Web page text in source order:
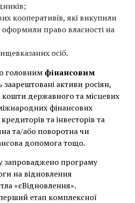
кооперативів, які викупили
право власності на
осіб.
головним фінансовим
заарештовані активи росіян,
кошти державного та місцевих
фінансових
та інвесторів та
та/або поворотна чи
допомога тощо.
запроваджено програму
на відновлення
«єВідновлення».
етап комплексної